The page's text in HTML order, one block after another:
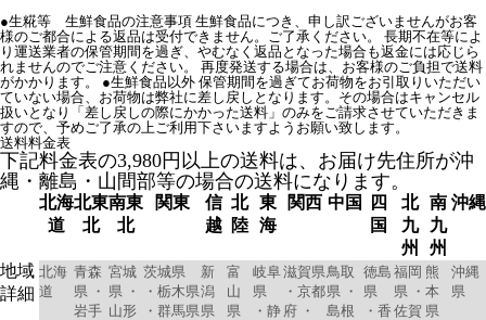
●生糀等 生鮮食品の注意事項 生鮮食品につき、申し訳ございませんがお客
様のご都合による返品は受付できません。ご了承ください。 長期不在等によ
り運送業者の保管期間を過ぎ、やむなく返品となった場合も返金には応じら
れませんのでご注意ください。 再度発送する場合は、お客様のご負担で送料
がかかります。 ●生鮮食品以外 保管期間を過ぎてお荷物をお引取りいただい
ていない場合、お荷物は弊社に差し戻しとなります。その場合はキャンセル
扱いとなり「差し戻しの際にかかった送料」のみをご請求させていただきま
すので、予めご了承の上ご利用下さいますようお願い致します。
送料料金表
下記料金表の3,980円以上の送料は、お届け先住所が沖
縄・離島・山間部等の場合の送料になります。
北海
道
北東
北
南東
北
関東
信
越
北
陸
東
海
関西 中国
四
国
北
九
州
南
九
州
沖縄
地域
詳細
北海
道
青森
県 ・
岩手
宮城
県 ・
山形
茨城県
・栃木県
・群馬県
新
潟
県
富
山
県
岐阜
県
・静
滋賀県
・京都
府 ・
鳥取
県 ・
島根
徳島
県
・香
福岡
県 ・
佐賀
熊
本
県
沖縄
県